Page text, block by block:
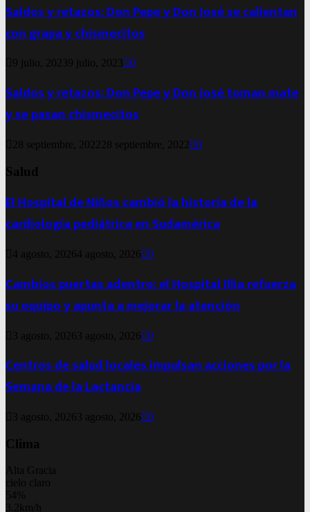
Saldos y retazos: Don Pepe y Don José se calientan
con grapa y chismecitos
9 julio, 2023 9 julio, 2023 0
Saldos y retazos: Don Pepe y Don José toman mate
y se pasan chismecitos
28 septiembre, 2022 28 septiembre, 2022 0
Salud
El Hospital de Niños cambió la historia de la
cardiología pediátrica en Sudamérica
4 agosto, 20264 agosto, 2026 0
Cambios puertas adentro: el Hospital Illia refuerza
su equipo y apunta a mejorar la atención
3 agosto, 2026 3 agosto, 2026 0
Centros de salud locales impulsan acciones por la
Semana de la Lactancia
3 agosto, 2026 3 agosto, 2026 0
Clima
Alta Gracia
cielo claro
54%
3.2km/h